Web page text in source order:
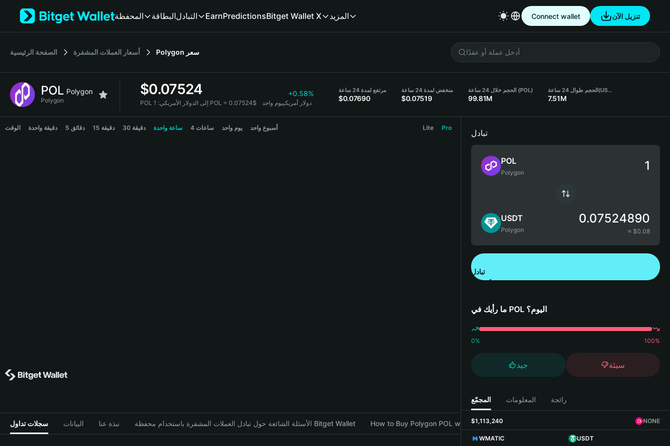
Tiếng Việt
Español (Latinoamérica)
Français
Deutsch
繁體中文
المحفظة البطاقةالتبادل EarnPredictionsBitget Wallet X المزيد Connect wallet تنزيل الآن
الصفحة الرئيسية أسعار العملات المشفرة Polygon سعر
POL Polygon
Polygon
$0.07524 +0.58%
POL إلى الدولار الأمريكي: 1 POL = 0.07524$ دولار أمريكييوم واحد
مرتفع لمدة 24 ساعة
$0.07690
منخفض لمدة 24 ساعة
$0.07519
الحجم خلال 24 ساعة (POL)
99.81M
الحجم طوال 24 ساعة(USDT)
7.51M
POL Price Chart
الوقت دقيقة واحدة 5 دقائق 15 دقيقة 30 دقيقة ساعة واحدة 4 ساعات يوم واحد أسبوع واحد Lite Pro
سجلات تداول البيانات نبذة عنا الأسئلة الشائعة حول تبادل العملات المشفرة باستخدام محفظة Bitget Wallet How to Buy Polygon POL with Bitget Wallet
تبادل
POL
Polygon
USDT
Polygon
0.07524890
≈ $0.08
تبادل
ما رأيك في POL اليوم؟
0% 100%
جيد سيئة
المجمّع المعلومات رائجة
$1,113,240 NONE
WMATIC
USDT